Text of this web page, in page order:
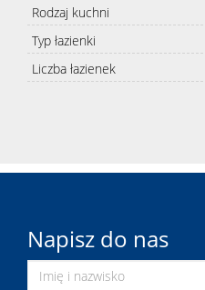
Rodzaj kuchni
Typ łazienki
Liczba łazienek
Napisz do nas